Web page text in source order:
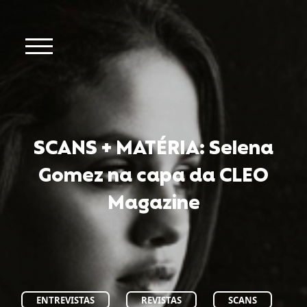
SCANS + MATÉRIA: Selena
Gomez na capa da CLEO
Magazine
ENTREVISTAS REVISTAS SCANS